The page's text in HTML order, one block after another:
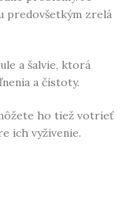
predovšetkým zrelá
a šalvie, ktorá
a čistoty.
ho tiež votrieť
ich vyživenie.